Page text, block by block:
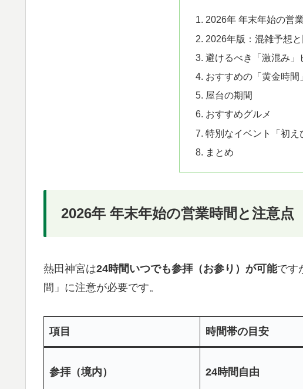
2026年 年末年始の営
2026年版：混雑予想
避けるべき「激混み」
おすすめの「黄金時間」
屋台の期間
おすすめグルメ
特別なイベント「初え
まとめ
2026年 年末年始の営業時間と注意点
熱田神宮は24時間いつでも参拝（お参り）が可能です
間」に注意が必要です。
項目 時間帯の目安
参拝（境内） 24時間自由